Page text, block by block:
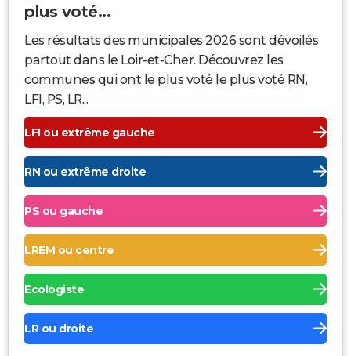
plus voté...
Les résultats des municipales 2026 sont dévoilés
partout dans le Loir-et-Cher. Découvrez les
communes qui ont le plus voté le plus voté RN,
LFI, PS, LR...
LFI ou extrême gauche
RN ou extrême droite
PS ou gauche
LREM ou centre
Ecologiste
LR ou droite